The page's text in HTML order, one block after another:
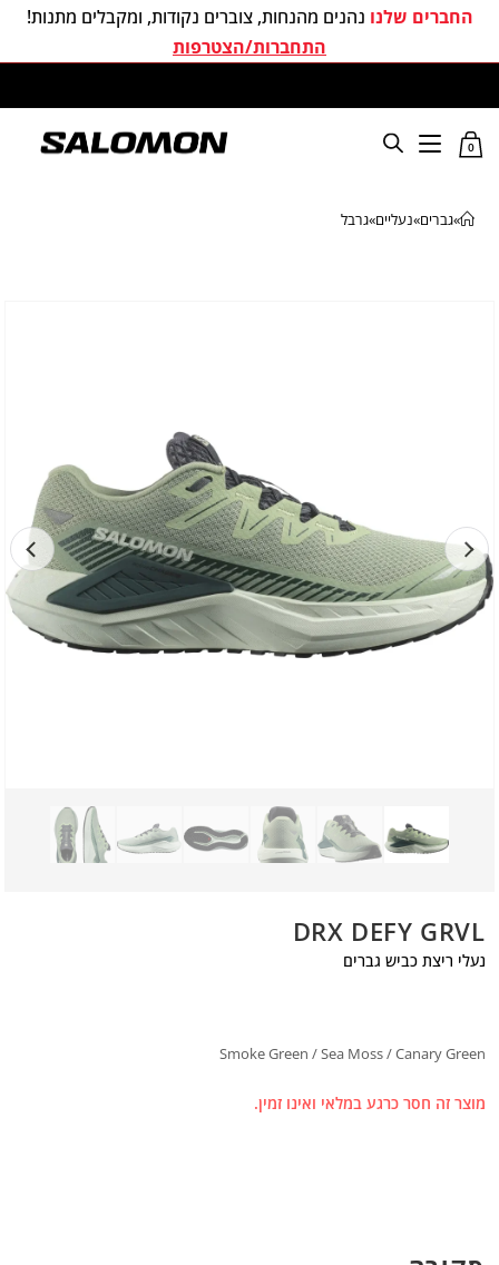
החברים שלנו נהנים מהנחות, צוברים נקודות, ומקבלים מתנות!
התחברות/הצטרפות
0
»גברים»נעליים»גרבל
DRX DEFY GRVL
נעלי ריצת כביש גברים
Smoke Green / Sea Moss / Canary Green
מוצר זה חסר כרגע במלאי ואינו זמין.